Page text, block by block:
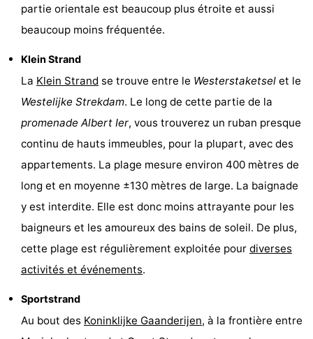
partie orientale est beaucoup plus étroite et aussi
beaucoup moins fréquentée.
Klein Strand
La Klein Strand se trouve entre le Westerstaketsel et le
Westelijke Strekdam. Le long de cette partie de la
promenade Albert Ier, vous trouverez un ruban presque
continu de hauts immeubles, pour la plupart, avec des
appartements. La plage mesure environ 400 mètres de
long et en moyenne ±130 mètres de large. La baignade
y est interdite. Elle est donc moins attrayante pour les
baigneurs et les amoureux des bains de soleil. De plus,
cette plage est régulièrement exploitée pour diverses
activités et événements.
Sportstrand
Au bout des Koninklijke Gaanderijen, à la frontière entre